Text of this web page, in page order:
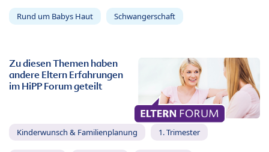
Rund um Babys Haut Schwangerschaft
Zu diesen Themen haben
andere Eltern Erfahrungen
im HiPP Forum geteilt
Kinderwunsch & Familienplanung 1. Trimester